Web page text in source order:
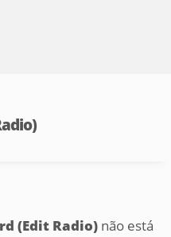
(Edit Radio) não está